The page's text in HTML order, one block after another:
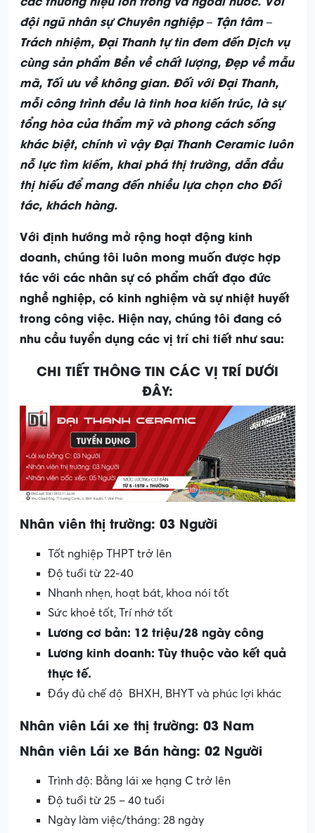
đội ngũ nhân sự Chuyên nghiệp – Tận tâm –
Trách nhiệm, Đại Thanh tự tin đem đến Dịch vụ
cùng sản phẩm Bền về chất lượng, Đẹp về mẫu
mã, Tối ưu về không gian. Đối với Đại Thanh,
mỗi công trình đều là tinh hoa kiến trúc, là sự
tổng hòa của thẩm mỹ và phong cách sống
khác biệt, chính vì vậy Đại Thanh Ceramic luôn
nỗ lực tìm kiếm, khai phá thị trường, dẫn đầu
thị hiếu để mang đến nhiều lựa chọn cho Đối
tác, khách hàng.
Với định hướng mở rộng hoạt động kinh
doanh, chúng tôi luôn mong muốn được hợp
tác với các nhân sự có phẩm chất đạo đức
nghề nghiệp, có kinh nghiệm và sự nhiệt huyết
trong công việc. Hiện nay, chúng tôi đang có
nhu cầu tuyển dụng các vị trí chi tiết như sau:
CHI TIẾT THÔNG TIN CÁC VỊ TRÍ DƯỚI
ĐÂY:
Nhân viên thị trường: 03 Người
Tốt nghiệp THPT trở lên
Độ tuổi từ 22-40
Nhanh nhẹn, hoạt bát, khoa nói tốt
Sức khoẻ tốt, Trí nhớ tốt
Lương cơ bản: 12 triệu/28 ngày công
Lương kinh doanh: Tùy thuộc vào kết quả
thực tế.
Đầy đủ chế độ BHXH, BHYT và phúc lợi khác
Nhân viên Lái xe thị trường: 03 Nam
Nhân viên Lái xe Bán hàng: 02 Người
Trình độ: Bằng lái xe hạng C trở lên
Độ tuổi từ 25 – 40 tuổi
Ngày làm việc/tháng: 28 ngày